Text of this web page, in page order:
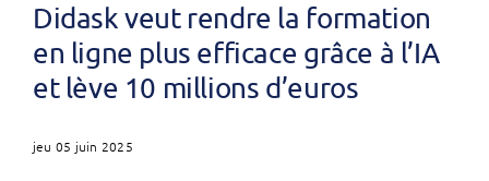
Didask veut rendre la formation
en ligne plus efficace grâce à l’IA
et lève 10 millions d’euros
jeu 05 juin 2025